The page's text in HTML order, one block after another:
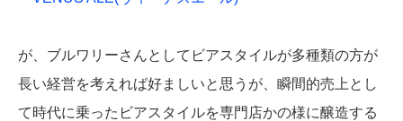
が、ブルワリーさんとしてビアスタイルが多種類の方が
長い経営を考えれば好ましいと思うが、瞬間的売上とし
て時代に乗ったビアスタイルを専門店かの様に醸造する